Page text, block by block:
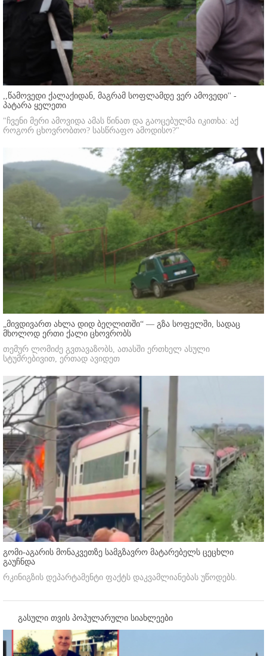
,,წამოვედი ქალაქიდან, მაგრამ სოფლამდე ვერ ამოვედი'' -
პატარა ყელეთი
"ჩვენი მერი ამოვიდა ამას წინათ და გაოცებულმა იკითხა: აქ
როგორ ცხოვრობთო? სასწრაფო ამოდისო?"
„მივდივართ ახლა დიდ ბეღლითში“ — გზა სოფელში, სადაც
მხოლოდ ერთი ქალი ცხოვრობს
თემურ ლომიძე გვთავაზობს, ათასში ერთხელ ასული
სტუმრებივით, ერთად ავიდეთ
გომი-აგარის მონაკვეთზე სამგზავრო მატარებელს ცეცხლი
გაუჩნდა
რკინიგზის დეპარტამენტი ფაქტს დაკვამლიანებას უწოდებს.
გასული თვის პოპულარული სიახლეები